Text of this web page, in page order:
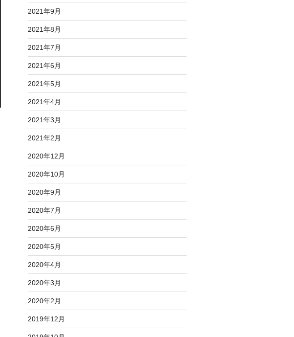
2021年9月
2021年8月
2021年7月
2021年6月
2021年5月
2021年4月
2021年3月
2021年2月
2020年12月
2020年10月
2020年9月
2020年7月
2020年6月
2020年5月
2020年4月
2020年3月
2020年2月
2019年12月